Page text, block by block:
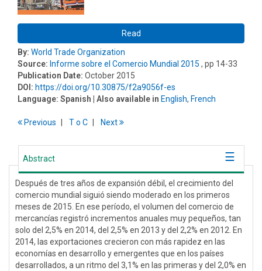
Read
By: World Trade Organization
Source: Informe sobre el Comercio Mundial 2015 , pp 14-33
Publication Date: October 2015
DOI: https://doi.org/10.30875/f2a9056f-es
Language: Spanish | Also available in English, French
Previous To C Next
Abstract
Después de tres años de expansión débil, el crecimiento del
comercio mundial siguió siendo moderado en los primeros
meses de 2015. En ese período, el volumen del comercio de
mercancías registró incrementos anuales muy pequeños, tan
solo del 2,5% en 2014, del 2,5% en 2013 y del 2,2% en 2012. En
2014, las exportaciones crecieron con más rapidez en las
economías en desarrollo y emergentes que en los países
desarrollados, a un ritmo del 3,1% en las primeras y del 2,0% en